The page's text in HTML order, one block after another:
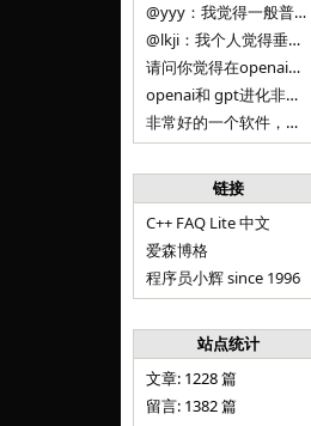
@yyy：我觉得一般普通人（非技术类以及非AI专业领域的人）会接触到的大语言模型肯定是大厂的超级模型。开源模型以后会更多被用在垂直
@lkji：我个人觉得垂直模型会自成一条发展线路的。AI 落地实际应用，一定还是垂直领域会更多。只是，垂直领域每个领域都不大，所以
请问你觉得在openai大语言模型一日千里的情况下，人们还需要去了解学习理解使用开源模型吗，还是说只需要使用openai的大语言模
openai和 gpt进化非常快， 还有垂直模型的机会吗
非常好的一个软件，恭喜。
链接
C++ FAQ Lite 中文
爱森博格
程序员小辉 since 1996
站点统计
文章: 1228 篇
留言: 1382 篇